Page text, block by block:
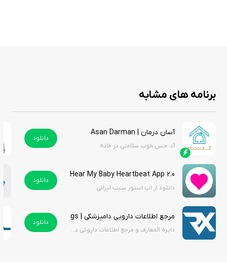
برنامه های مشابه
آسان درمان | Asan Darman
آد، حس خوب سلامتی در خانه
دانلود
Hear My Baby Heartbeat App 2.0
دانلود از اپ استور سیب ایرانی
دانلود
مرجع اطلاعات دارویی دامپزشکی | Veterinary Drugs
دایره المعارف و مرجع اطلاعات داروئی دامپزشکی
دانلود